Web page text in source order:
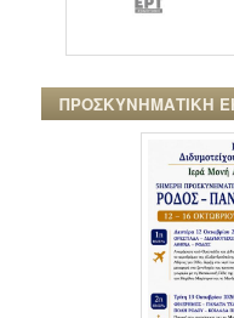
ΠΡΟΣΚΥΝΗΜΑΤΙΚΗ